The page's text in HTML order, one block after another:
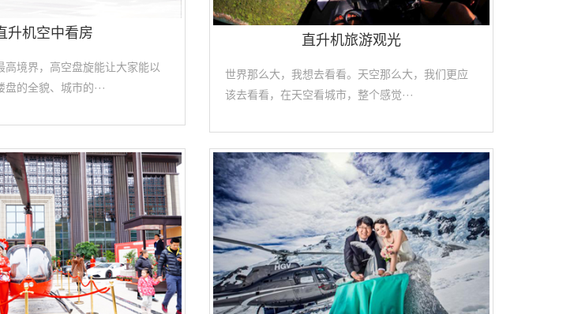
升机空中看房
高境界，高空盘旋能让大家能以
的全貌、城市的···
直升机旅游观光
世界那么大，我想去看看。天空那么大，我们更应
该去看看，在天空看城市，整个感觉···